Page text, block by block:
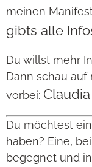
meinen
gibts alle
Du willst mehr
Dann schau auf
vorbei:
Du möchtest
haben? Eine,
begegnet und